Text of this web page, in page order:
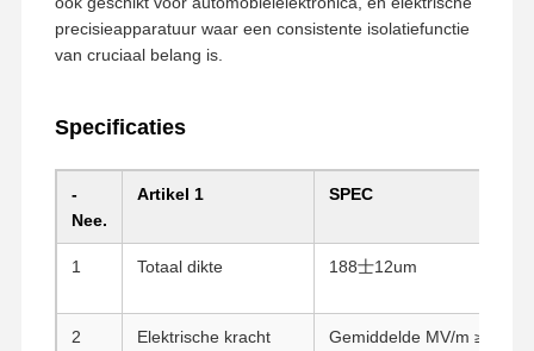
precisieapparatuur waar een consistente isolatiefunctie
van cruciaal belang is.
Specificaties
-
Nee.
Artikel 1 SPEC
1 Totaal dikte 188士12um
2 Elektrische kracht
Gemiddelde MV/m ≥ 90